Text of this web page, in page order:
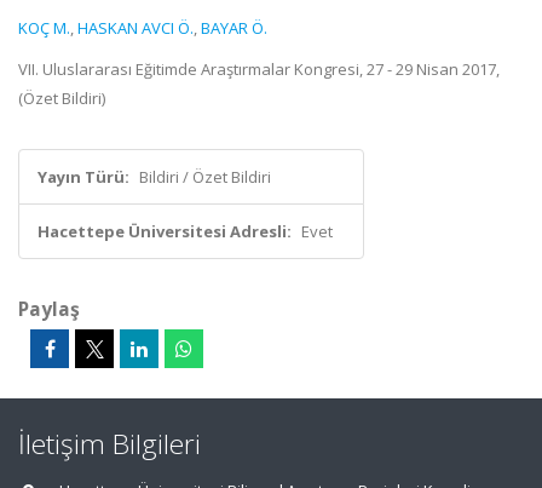
KOÇ M.,HASKAN AVCI Ö.,BAYAR Ö.
VII. Uluslararası Eğitimde Araştırmalar Kongresi, 27 - 29 Nisan 2017,
(Özet Bildiri)
Yayın Türü: Bildiri / Özet Bildiri
Hacettepe Üniversitesi Adresli: Evet
Paylaş
İletişim Bilgileri